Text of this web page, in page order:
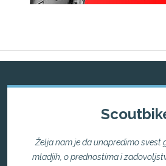
Želja nam je da unapredimo svest
mladjih, o prednostima i